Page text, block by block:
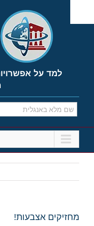
content
מחזיקים אצבעות!